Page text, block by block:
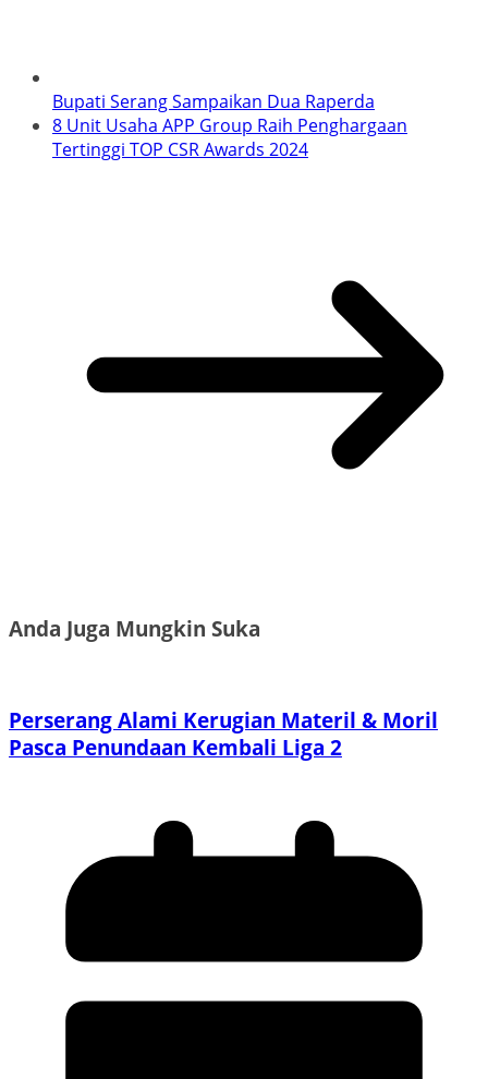
Bupati Serang Sampaikan Dua Raperda
8 Unit Usaha APP Group Raih Penghargaan
Tertinggi TOP CSR Awards 2024
Anda Juga Mungkin Suka
Perserang Alami Kerugian Materil & Moril
Pasca Penundaan Kembali Liga 2